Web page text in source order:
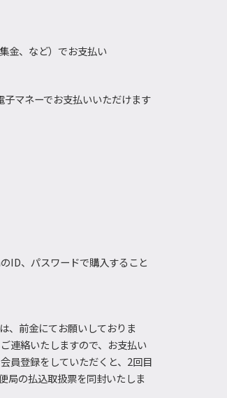
金、など）でお支払い
マネーでお支払いいただけます
ID、パスワードで購入すること
、前金にてお願いしておりま
連絡いたしますので、お支払い
員登録をしていただくと、2回目
局の払込取扱票を同封いたしま